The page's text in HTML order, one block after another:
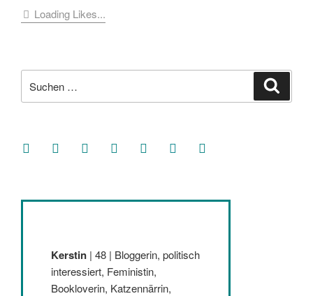
Loading Likes...
nach:
facebooksoundcloud
twitter mastodoninstagramthreads goodreads
Kerstin | 48 | Bloggerin, politisch
interessiert, Feministin,
Bookloverin, Katzennärrin,